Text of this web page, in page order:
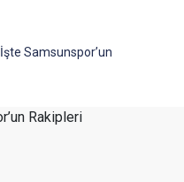
İşte Samsunspor’un